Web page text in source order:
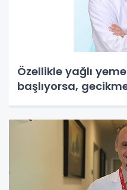
Özellikle yağlı
başlıyorsa,